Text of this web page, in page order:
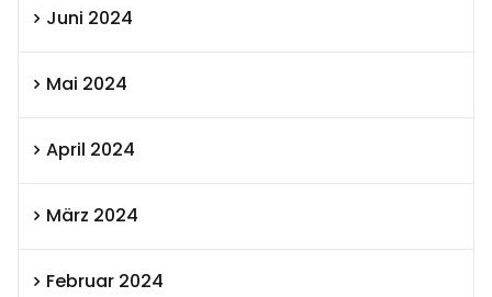
Juni 2024
Mai 2024
April 2024
März 2024
Februar 2024